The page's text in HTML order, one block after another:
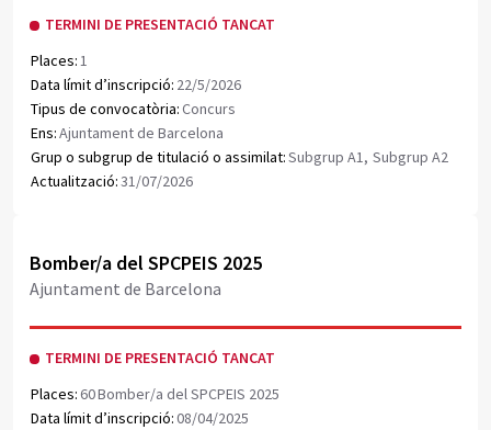
TERMINI DE PRESENTACIÓ TANCAT
Places:1
Data límit d’inscripció: 22/5/2026
Tipus de convocatòria:Concurs
Ens:Ajuntament de Barcelona
Grup o subgrup de titulació o assimilat:Subgrup A1, Subgrup A2
Actualització:31/07/2026
Obrir document PDF
Bomber/a del SPCPEIS 2025
Ajuntament de Barcelona
TERMINI DE PRESENTACIÓ TANCAT
Places:60Bomber/a del SPCPEIS 2025
Data límit d’inscripció:08/04/2025